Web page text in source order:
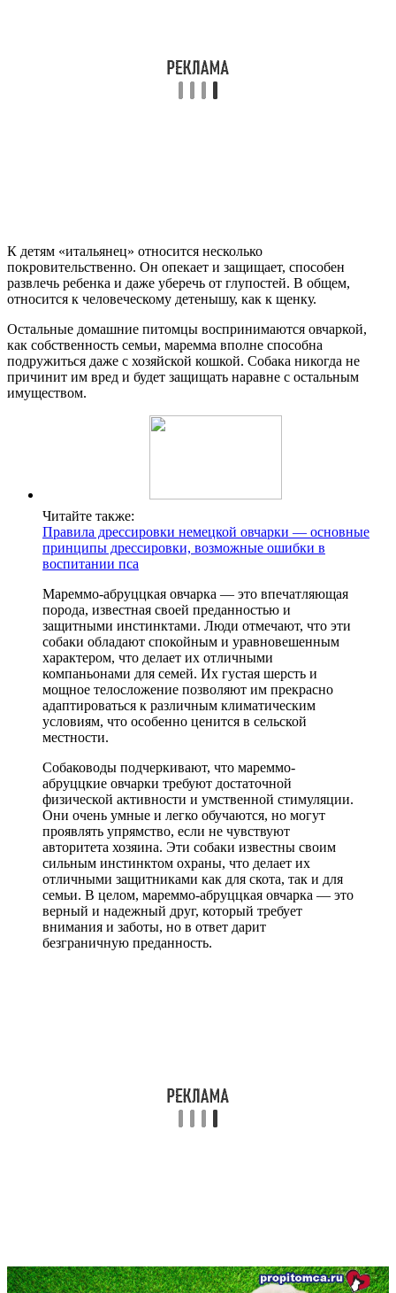
К детям «итальянец» относится несколько
покровительственно. Он опекает и защищает, способен
развлечь ребенка и даже уберечь от глупостей. В общем,
относится к человеческому детенышу, как к щенку.
Остальные домашние питомцы воспринимаются овчаркой,
как собственность семьи, маремма вполне способна
подружиться даже с хозяйской кошкой. Собака никогда не
причинит им вред и будет защищать наравне с остальным
имуществом.
Читайте также:
Правила дрессировки немецкой овчарки — основные
принципы дрессировки, возможные ошибки в
воспитании пса
Мареммо-абруццкая овчарка — это впечатляющая
порода, известная своей преданностью и
защитными инстинктами. Люди отмечают, что эти
собаки обладают спокойным и уравновешенным
характером, что делает их отличными
компаньонами для семей. Их густая шерсть и
мощное телосложение позволяют им прекрасно
адаптироваться к различным климатическим
условиям, что особенно ценится в сельской
местности.
Собаководы подчеркивают, что мареммо-
абруццкие овчарки требуют достаточной
физической активности и умственной стимуляции.
Они очень умные и легко обучаются, но могут
проявлять упрямство, если не чувствуют
авторитета хозяина. Эти собаки известны своим
сильным инстинктом охраны, что делает их
отличными защитниками как для скота, так и для
семьи. В целом, мареммо-абруццкая овчарка — это
верный и надежный друг, который требует
внимания и заботы, но в ответ дарит
безграничную преданность.